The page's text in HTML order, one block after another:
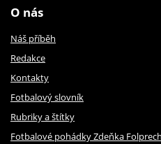
O nás
Náš příběh
Redakce
Kontakty
Fotbalový slovník
Rubriky a štítky
Fotbalové pohádky Zdeňka